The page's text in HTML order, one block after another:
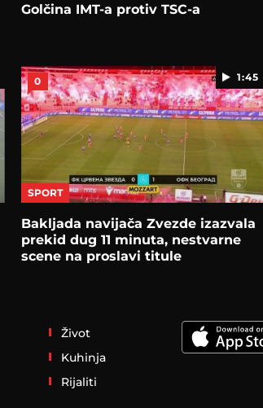
Golčina IMT-a protiv TSC-a
1:45
0
SPORT
Bakljada navijača Zvezde izazvala
prekid dug 11 minuta, nestvarne
scene na proslavi titule
Život
Kuhinja
Rijaliti